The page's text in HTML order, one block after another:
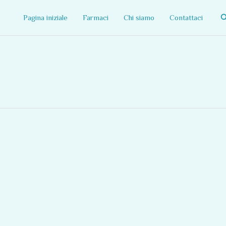
Pagina iniziale Farmaci Chi siamo Contattaci